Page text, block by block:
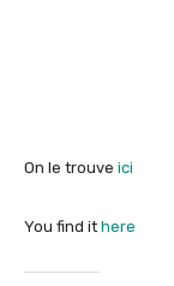
On le trouve ici
You find it here